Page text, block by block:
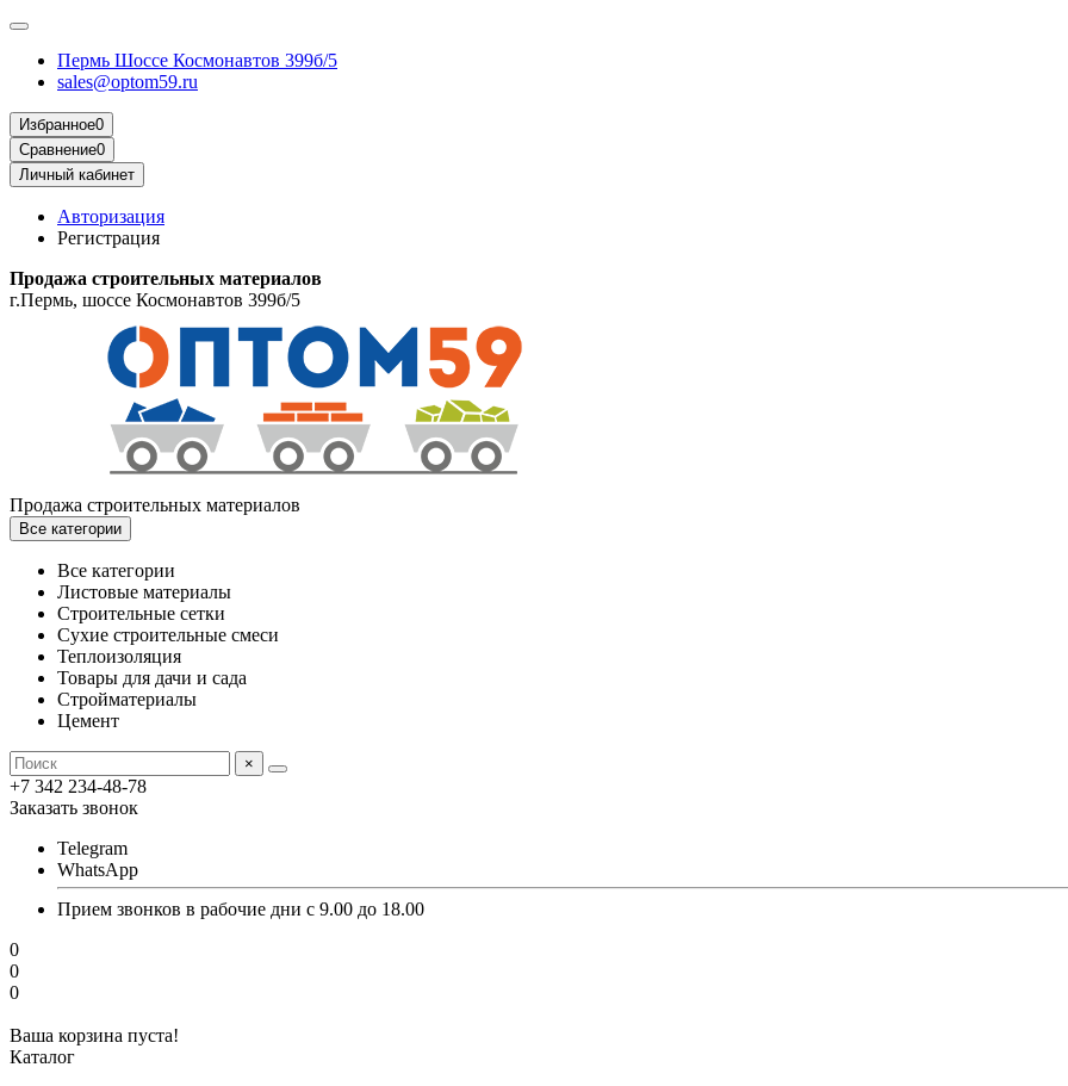
Пермь Шоссе Космонавтов 399б/5
sales@optom59.ru
Избранное0
Сравнение0
Личный кабинет
Авторизация
Регистрация
Продажа строительных материалов
г.Пермь, шоссе Космонавтов 399б/5
Продажа строительных материалов
Все категории
Все категории
Листовые материалы
Строительные сетки
Сухие строительные смеси
Теплоизоляция
Товары для дачи и сада
Стройматериалы
Цемент
×
+7 342 234-48-78
Заказать звонок
Telegram
WhatsApp
Прием звонков в рабочие дни с 9.00 до 18.00
0
0
0
Ваша корзина пуста!
Каталог